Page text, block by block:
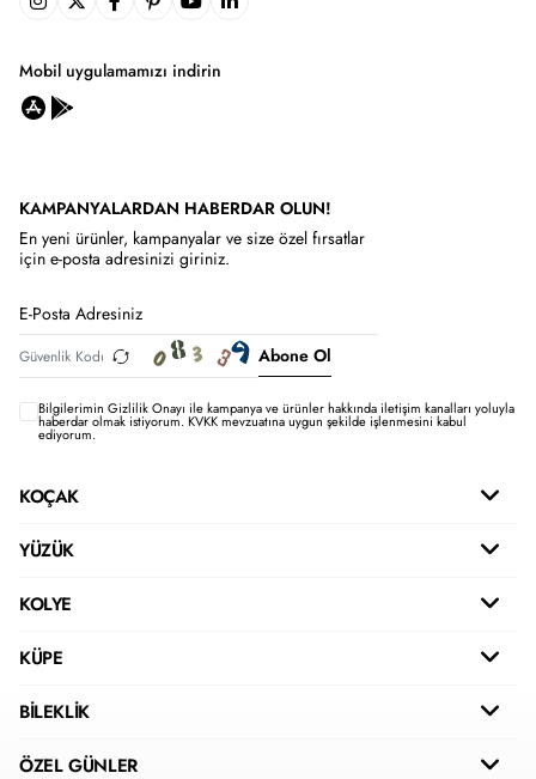
Mobil uygulamamızı indirin
KAMPANYALARDAN HABERDAR OLUN!
En yeni ürünler, kampanyalar ve size özel fırsatlar
için e-posta adresinizi giriniz.
Abone Ol
Bilgilerimin Gizlilik Onayı ile kampanya ve ürünler hakkında iletişim kanalları yoluyla
haberdar olmak istiyorum.KVKK mevzuatına uygun şekilde işlenmesini kabul
ediyorum.
KOÇAK
YÜZÜK
KOLYE
KÜPE
BİLEKLİK
ÖZEL GÜNLER